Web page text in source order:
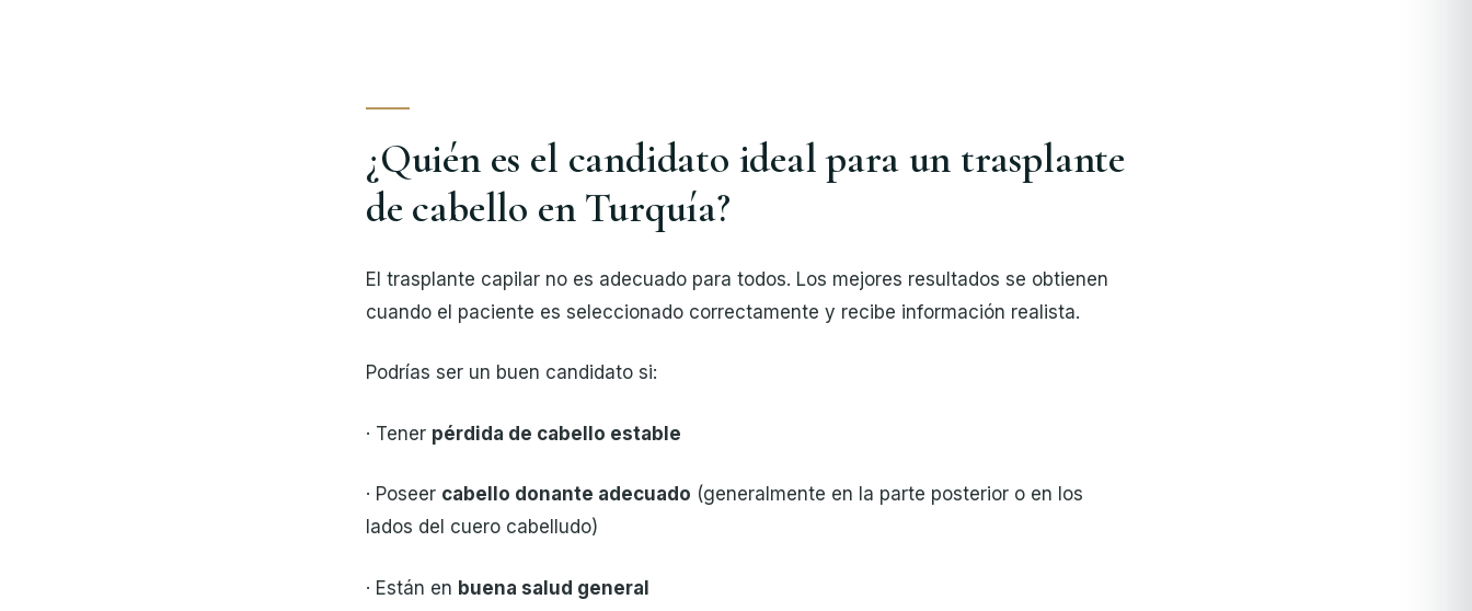
¿Quién es el candidato ideal para un trasplante
de cabello en Turquía?
El trasplante capilar no es adecuado para todos. Los mejores resultados se obtienen
cuando el paciente es seleccionado correctamente y recibe información realista.
Podrías ser un buen candidato si:
· Tener pérdida de cabello estable
· Poseer cabello donante adecuado (generalmente en la parte posterior o en los
lados del cuero cabelludo)
· Están en buena salud general